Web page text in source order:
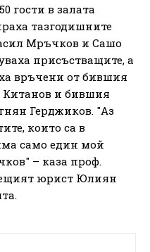
гости в залата
тазгодишните
Мръчков и Сашо
присъстващите, а
връчени от бившия
Китанов и бившия
Герджиков. "Аз
които са в
само един мой
– каза проф.
юрист Юлиян